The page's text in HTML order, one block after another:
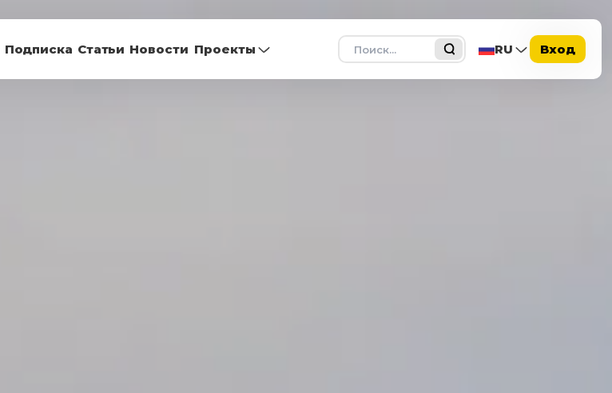
Подписка Статьи Новости Проекты Поиск RU Вход